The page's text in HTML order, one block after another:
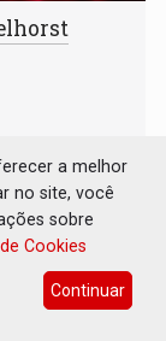
a melhor
no site, você
sobre
Cookies
Continuar